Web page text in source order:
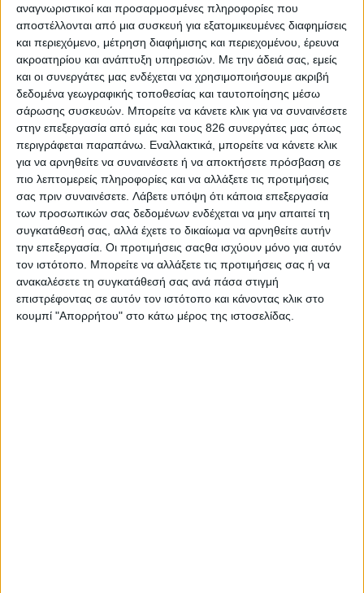
αναγνωριστικοί και προσαρμοσμένες πληροφορίες που
αποστέλλονται από μια συσκευή για εξατομικευμένες διαφημίσεις
και περιεχόμενο, μέτρηση διαφήμισης και περιεχομένου, έρευνα
ακροατηρίου και ανάπτυξη υπηρεσιών. Με την άδειά σας, εμείς
και οι συνεργάτες μας ενδέχεται να χρησιμοποιήσουμε ακριβή
δεδομένα γεωγραφικής τοποθεσίας και ταυτοποίησης μέσω
σάρωσης συσκευών. Μπορείτε να κάνετε κλικ για να συναινέσετε
στην επεξεργασία από εμάς και τους 826 συνεργάτες μας όπως
περιγράφεται παραπάνω. Εναλλακτικά, μπορείτε να κάνετε κλικ
για να αρνηθείτε να συναινέσετε ή να αποκτήσετε πρόσβαση σε
πιο λεπτομερείς πληροφορίες και να αλλάξετε τις προτιμήσεις
σας πριν συναινέσετε. Λάβετε υπόψη ότι κάποια επεξεργασία
των προσωπικών σας δεδομένων ενδέχεται να μην απαιτεί τη
συγκατάθεσή σας, αλλά έχετε το δικαίωμα να αρνηθείτε αυτήν
την επεξεργασία. Οι προτιμήσεις σαςθα ισχύουν μόνο για αυτόν
τον ιστότοπο. Μπορείτε να αλλάξετε τις προτιμήσεις σας ή να
ανακαλέσετε τη συγκατάθεσή σας ανά πάσα στιγμή
επιστρέφοντας σε αυτόν τον ιστότοπο και κάνοντας κλικ στο
κουμπί "Απορρήτου" στο κάτω μέρος της ιστοσελίδας.
για να χρηματοδοτήσει τις
ανέφικτες δεσμεύσεις της που
ξεπερνούσαν τα 4 δισ. ευρώ. Ένα
ερώτημα στο οποίο, όπως φάνηκε,
κανείς δεν μπορούσε να απαντήσει.
Ωστόσο, με προσεκτική
δημοσιονομική διαχείριση
πιστεύουμε ότι θα δημιουργηθεί
δημοσιονομικός χώρος, που θα
επιτρέψει νέες, στοχευμένες
παρεμβάσεις στη ΔΕΘ του 2026 για